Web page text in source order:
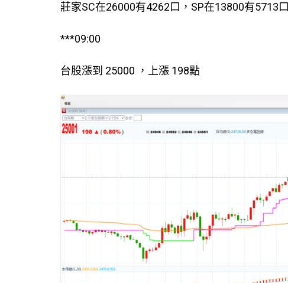
莊家SC在26000有4262口，SP在13800有5713口
***09:00
台股漲到 25000 ，上漲 198點